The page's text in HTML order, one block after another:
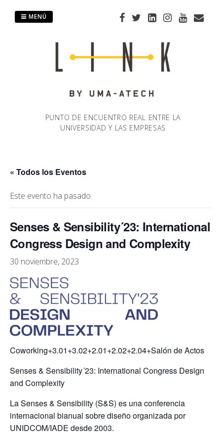
PUNTO DE ENCUENTRO REAL ENTRE LA
UNIVERSIDAD Y LAS EMPRESAS
MENÚ
« Todos los Eventos
Este evento ha pasado.
Senses & Sensibility´23: International
Congress Design and Complexity
30 noviembre, 2023
Coworking+3.01+3.02+2.01+2.02+2.04+Salón de Actos
Senses & Sensibility´23: International Congress Design
and Complexity
La Senses & Sensibility (S&S) es una conferencia
internacional bianual sobre diseño organizada por
UNIDCOM/IADE desde 2003.